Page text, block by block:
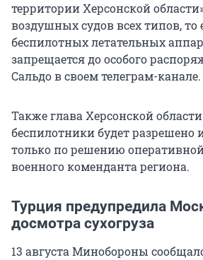
территории Херсонской
воздушных судов всех типов, то
беспилотных летательных
запрещается до особого
Сальдо в своем телеграм-канале.
Также глава Херсонской
беспилотники будет разрешено
только по решению
военного коменданта региона.
Турция предупредила
досмотра сухогруза
13 августа Минобороны